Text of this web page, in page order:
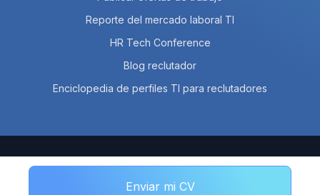
Enviar mi CV
Reporte del mercado laboral TI
HR Tech Conference
Blog reclutador
Enciclopedia de perfiles TI para reclutadores
© 2026 Empleos en Línea SAPI de CV